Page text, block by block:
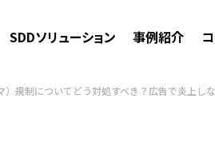
SDDソリューション 事例紹介
）規制についてどう対処すべき？広告で炎上し